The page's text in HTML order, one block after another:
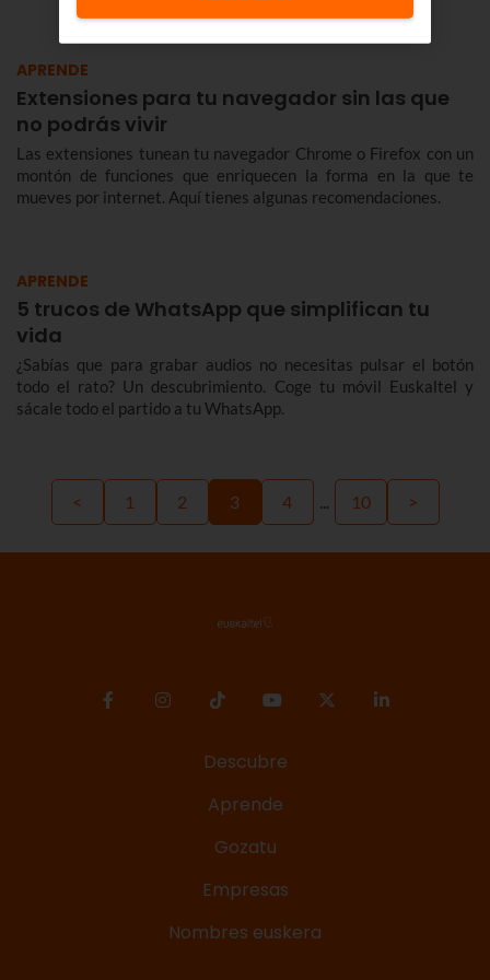
APRENDE
Extensiones para tu navegador sin las que
no podrás vivir
Las extensiones tunean tu navegador Chrome o Firefox con un
montón de funciones que enriquecen la forma en la que te
mueves por internet. Aquí tienes algunas recomendaciones.
APRENDE
5 trucos de WhatsApp que simplifican tu
vida
¿Sabías que para grabar audios no necesitas pulsar el botón
todo el rato? Un descubrimiento. Coge tu móvil Euskaltel y
sácale todo el partido a tu WhatsApp.
< 1 2 3 4 ... 10 >
Descubre
Aprende
Gozatu
Empresas
Nombres euskera